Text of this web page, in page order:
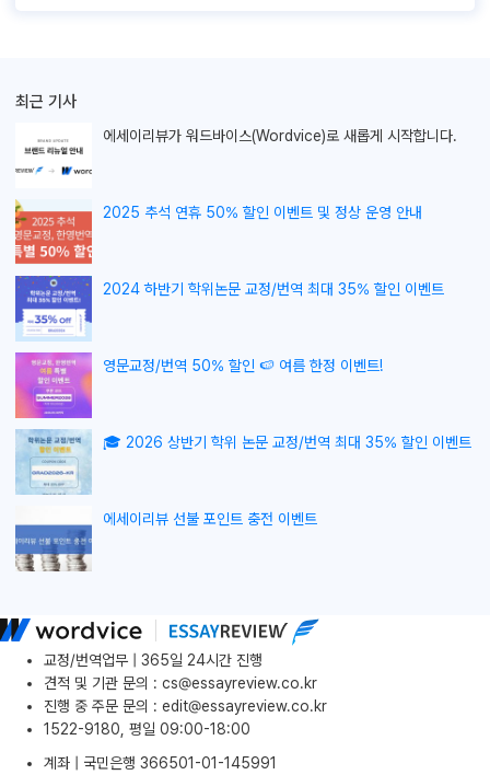
최근 기사
에세이리뷰가 워드바이스(Wordvice)로 새롭게 시작합니다.
2025 추석 연휴 50% 할인 이벤트 및 정상 운영 안내
2024 하반기 학위논문 교정/번역 최대 35% 할인 이벤트
영문교정/번역 50% 할인 🍉 여름 한정 이벤트!
🎓 2026 상반기 학위 논문 교정/번역 최대 35% 할인 이벤트
에세이리뷰 선불 포인트 충전 이벤트
교정/번역업무 | 365일 24시간 진행
견적 및 기관 문의 : cs@essayreview.co.kr
진행 중 주문 문의 : edit@essayreview.co.kr
1522-9180, 평일 09:00-18:00
계좌 | 국민은행 366501-01-145991